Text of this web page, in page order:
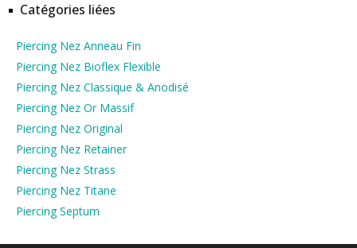
Catégories liées
Piercing Nez Anneau Fin
Piercing Nez Bioflex Flexible
Piercing Nez Classique & Anodisé
Piercing Nez Or Massif
Piercing Nez Original
Piercing Nez Retainer
Piercing Nez Strass
Piercing Nez Titane
Piercing Septum